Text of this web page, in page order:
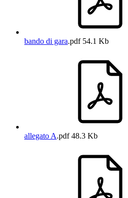
bando di gara.pdf54.1 Kb
allegato A.pdf48.3 Kb